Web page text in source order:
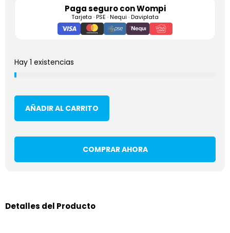
Paga seguro conWompi
Tarjeta · PSE · Nequi · Daviplata
Hay 1 existencias
AÑADIR AL CARRITO
COMPRAR AHORA
Detalles del Producto